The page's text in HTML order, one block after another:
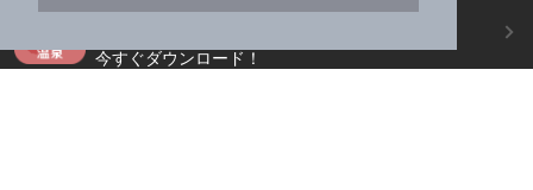
今すぐダウンロード！